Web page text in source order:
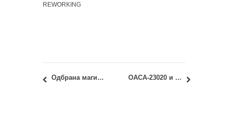
REWORKING
Одбрана магистарскe тезe: Зоран Абадић, дипл.инж.арх. ОАСА-23020 и ИАСА-23020 – Историја архитектуре – Обликовање простора и стила: Промена термина предавања